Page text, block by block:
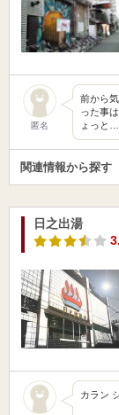
匿名
前から
った事
ょっと…
関連情報から探す
日之出湯
カラン